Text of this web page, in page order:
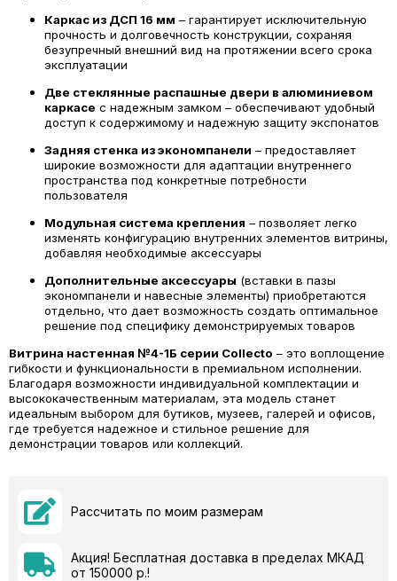
Каркас из ДСП 16 мм – гарантирует исключительную
прочность и долговечность конструкции, сохраняя
безупречный внешний вид на протяжении всего срока
эксплуатации
Две стеклянные распашные двери в алюминиевом
каркасе с надежным замком – обеспечивают удобный
доступ к содержимому и надежную защиту экспонатов
Задняя стенка из экономпанели – предоставляет
широкие возможности для адаптации внутреннего
пространства под конкретные потребности
пользователя
Модульная система крепления – позволяет легко
изменять конфигурацию внутренних элементов витрины,
добавляя необходимые аксессуары
Дополнительные аксессуары (вставки в пазы
экономпанели и навесные элементы) приобретаются
отдельно, что дает возможность создать оптимальное
решение под специфику демонстрируемых товаров
Витрина настенная №4-1Б серии Collecto – это воплощение
гибкости и функциональности в премиальном исполнении.
Благодаря возможности индивидуальной комплектации и
высококачественным материалам, эта модель станет
идеальным выбором для бутиков, музеев, галерей и офисов,
где требуется надежное и стильное решение для
демонстрации товаров или коллекций.
Рассчитать по моим размерам
Акция! Бесплатная доставка в пределах МКАД
от 150000 р.!